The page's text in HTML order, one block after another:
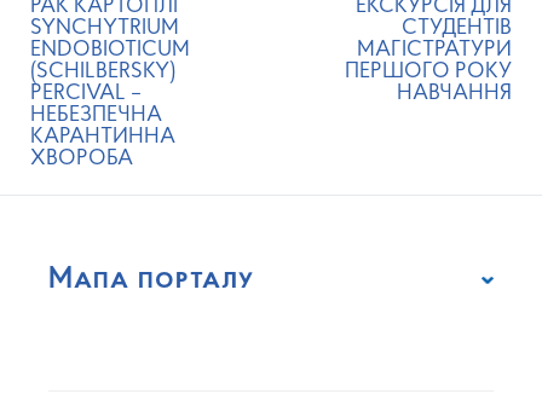
РАК КАРТОПЛІ
SYNCHYTRIUM
ENDOBIOTICUM
(SCHILBERSKY)
PERCIVAL –
НЕБЕЗПЕЧНА
КАРАНТИННА
ХВОРОБА
ЕКСКУРСІЯ ДЛЯ
СТУДЕНТІВ
МАГІСТРАТУРИ
ПЕРШОГО РОКУ
НАВЧАННЯ
Мапа порталу